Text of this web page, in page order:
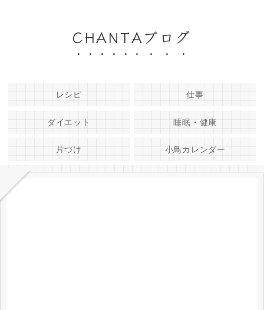
CHANTAブログ
レシピ 仕事
ダイエット 睡眠・健康
片づけ 小鳥カレンダー